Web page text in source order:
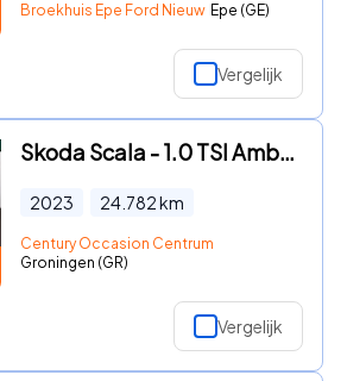
Broekhuis Epe Ford Nieuw Epe (GE)
Vergelijk
Skoda Scala - 1.0 TSI Ambition Apple Carplay/Android Auto - Clima - Led -
2023 24.782km
Century Occasion Centrum
Groningen (GR)
Vergelijk